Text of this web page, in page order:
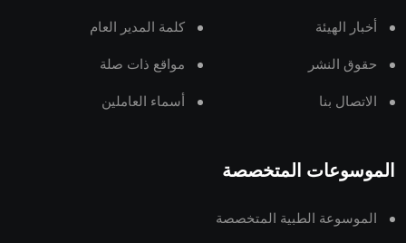
أخبار الهيئة كلمة المدير العام
حقوق النشر مواقع ذات صلة
الاتصال بنا أسماء العاملين
الموسوعات المتخصصة
الموسوعة الطبية المتخصصة